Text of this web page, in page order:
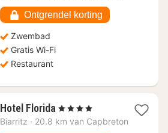
279,68
Ontgrendel korting
Zwembad
Gratis Wi-Fi
Restaurant
Hotel Florida 1
nacht
, 4 Sterren
Biarritz · 20.8 km van Capbreton